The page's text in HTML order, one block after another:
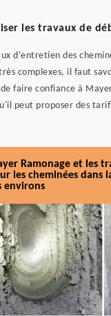
les travaux de
d'entretien des
complexes, il faut
faire confiance à
peut proposer des
Ramonage et les
les cheminées dans
environs